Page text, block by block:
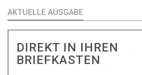
AKTUELLE AUSGABE
DIREKT IN IHREN
BRIEFKASTEN